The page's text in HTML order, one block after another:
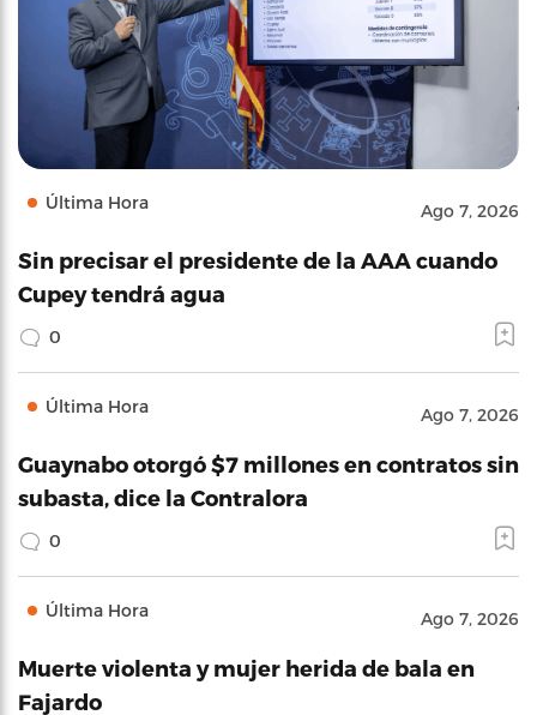
Última Hora Ago 7, 2026
Sin precisar el presidente de la AAA cuando
Cupey tendrá agua
0
Última Hora Ago 7, 2026
Guaynabo otorgó $7 millones en contratos sin
subasta, dice la Contralora
0
Última Hora Ago 7, 2026
Muerte violenta y mujer herida de bala en
Fajardo